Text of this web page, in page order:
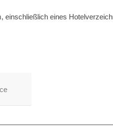
einschließlich eines